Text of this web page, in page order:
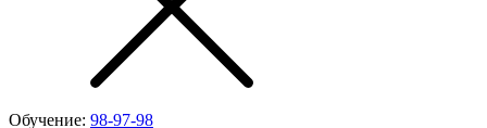
Обучение: 98-97-98